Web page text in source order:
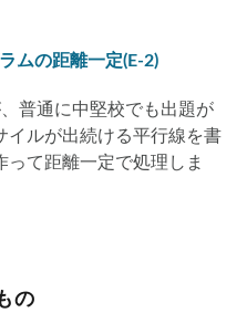
ムの距離一定(E-2)
普通に中堅校でも出題が
イルが出続ける平行線を書
て距離一定で処理しま
の